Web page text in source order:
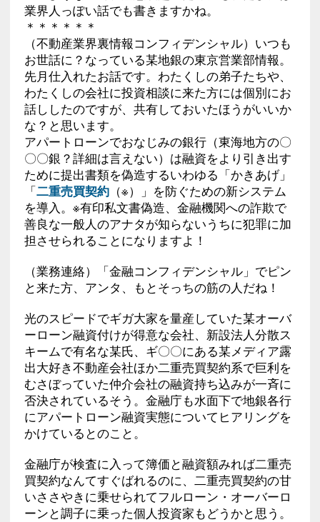
業界人っぽい話でも書きますかね。
＊＊＊＊＊＊
（不動産業界裏情報コンフィデンシャル）いつも
お世話に？なっている某地銀の東京営業部情報。
先月仕入れたお話です。わたくしの弟子たちや、
わたくしの会社に投資相談に来た方には個別にお
話ししたのですが、共有しておいたほうがいいか
な？と思います。
アパートローンでおなじみの銀行（東海地方の〇
〇〇銀？詳細は言えない）は融資をより引き出す
ために提出書類を偽造するいわゆる「かきあげ」
「二重売買契約（※）」を防ぐための新システム
を導入。※有印私文書偽造、金融機関への詐欺で
善良な一般人のアナタが知らないうちに犯罪に加
担させられることになりますよ！
（業務連絡）「金融コンフィデンシャル」でピン
と来た方、アンタ、もとそっちの筋の人だね！
光のスピードでギガ大家を量産していた某オーバ
ーローン融資付けが得意な会社、新設法人分散ス
キームで有名な某氏、ギ〇〇にある某メディア露
出大好き不動産会社ほか二重売買契約系で巨利を
むさぼっていた仲介会社の融資持ち込みが一斉に
否決されているそう。金融庁も水面下で地銀各行
にアパートローン融資実態についてヒアリングを
かけているとのこと。
金融庁が検査に入って簿価と融資額みれば二重売
買契約なんてすぐばれるのに、二重売買契約の甘
いささやきに乗せられてフルローン・オーバーロ
ーンと調子に乗った個人投資家もどうかと思う。